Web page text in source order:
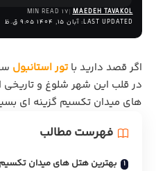
LAST UPDATED: آبان 15, 1404 9:05 ق.ظ
MAEDEH TAVAKOL
17 MIN READ
اگر قصد دارید باتور استانبول
در قلب این شهر شلوغ و تاریخی
های میدان تکسیم گزینه‌ ای
فهرست مطالب
بهترین هتل های میدان